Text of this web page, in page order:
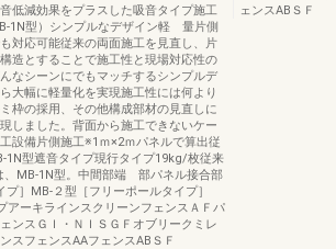
低減効果をプラスした吸音タイプ施工
1N型）シンプルなデザイン軽 量片側
対応可能従来の両面施工を見直し、片
造とすることで施工性と現場対応性の
なシーンにでもマッチするシンプルデ
大幅に軽量化を実現施工性には何より
枠の採用、その他構成部材の見直しに
しました。背面から施工できないケー
設備片側施工※1ｍ×2ｍパネルで算出従
1N型遮音タイプ現行タイプ19kg/枚従来
、MB-1N型。中間部端 部パネル接合部
］MB-２型［フリーポールタイプ］
アーキラインスクリーンフェンスＡＦパ
ンスＧＩ・ＮＩＳＧＦオブリークミレ
スフェンスAAフェンスABＳＦ
ェンスABＳＦ